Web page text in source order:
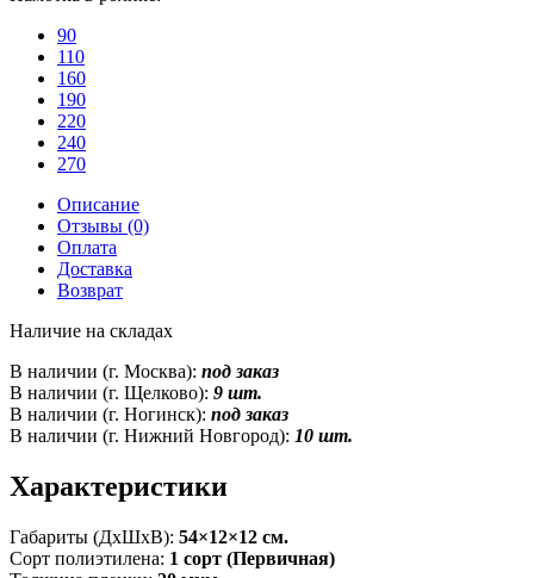
90
110
160
190
220
240
270
Описание
Отзывы (0)
Оплата
Доставка
Возврат
Наличие на складах
В наличии (г. Москва): под заказ
В наличии (г. Щелково): 9 шт.
В наличии (г. Ногинск): под заказ
В наличии (г. Нижний Новгород): 10 шт.
Характеристики
Габариты (ДxШxВ): 54×12×12 см.
Сорт полиэтилена: 1 сорт (Первичная)